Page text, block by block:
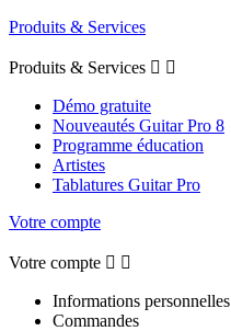
Produits & Services
Produits & Services  
Démo gratuite
Nouveautés Guitar Pro 8
Programme éducation
Artistes
Tablatures Guitar Pro
Votre compte
Votre compte  
Informations personnelles
Commandes